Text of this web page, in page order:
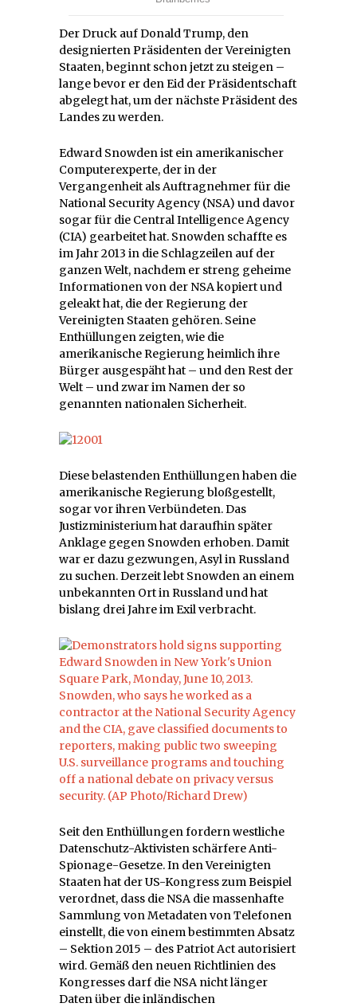
Der Druck auf Donald Trump, den
designierten Präsidenten der Vereinigten
Staaten, beginnt schon jetzt zu steigen –
lange bevor er den Eid der Präsidentschaft
abgelegt hat, um der nächste Präsident des
Landes zu werden.
Edward Snowden ist ein amerikanischer
Computerexperte, der in der
Vergangenheit als Auftragnehmer für die
National Security Agency (NSA) und davor
sogar für die Central Intelligence Agency
(CIA) gearbeitet hat. Snowden schaffte es
im Jahr 2013 in die Schlagzeilen auf der
ganzen Welt, nachdem er streng geheime
Informationen von der NSA kopiert und
geleakt hat, die der Regierung der
Vereinigten Staaten gehören. Seine
Enthüllungen zeigten, wie die
amerikanische Regierung heimlich ihre
Bürger ausgespäht hat – und den Rest der
Welt – und zwar im Namen der so
genannten nationalen Sicherheit.
Diese belastenden Enthüllungen haben die
amerikanische Regierung bloßgestellt,
sogar vor ihren Verbündeten. Das
Justizministerium hat daraufhin später
Anklage gegen Snowden erhoben. Damit
war er dazu gezwungen, Asyl in Russland
zu suchen. Derzeit lebt Snowden an einem
unbekannten Ort in Russland und hat
bislang drei Jahre im Exil verbracht.
Seit den Enthüllungen fordern westliche
Datenschutz-Aktivisten schärfere Anti-
Spionage-Gesetze. In den Vereinigten
Staaten hat der US-Kongress zum Beispiel
verordnet, dass die NSA die massenhafte
Sammlung von Metadaten von Telefonen
einstellt, die von einem bestimmten Absatz
– Sektion 2015 – des Patriot Act autorisiert
wird. Gemäß den neuen Richtlinien des
Kongresses darf die NSA nicht länger
Daten über die inländischen